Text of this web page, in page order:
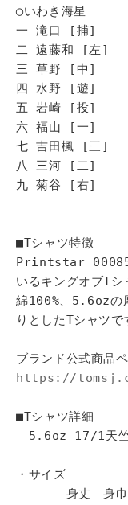
◯いわき海星
一 滝口 [捕]
二 遠藤和 [左]
三 草野 [中]
四 水野 [遊]
五 岩崎 [投]
六 福山 [一]
七 吉田楓 [三]
八 三河 [二]
九 菊谷 [右]
■Tシャツ特徴
Printstar 00085-
いるキングオブTシ
綿100%、5.6ozの
りとしたTシャツで
ブランド公式商品
https://
■Tシャツ詳細
5.6oz 17/1天
・サイズ
身丈 身巾